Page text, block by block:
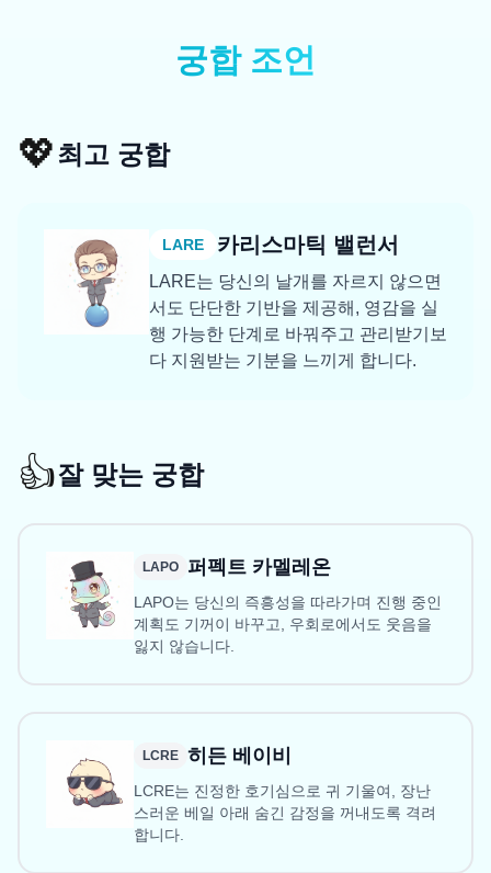
궁합 조언
💖최고 궁합
LARE 카리스마틱 밸런서
LARE는 당신의 날개를 자르지 않으면
서도 단단한 기반을 제공해, 영감을 실
행 가능한 단계로 바꿔주고 관리받기보
다 지원받는 기분을 느끼게 합니다.
👍잘 맞는 궁합
LAPO 퍼펙트 카멜레온
LAPO는 당신의 즉흥성을 따라가며 진행 중인
계획도 기꺼이 바꾸고, 우회로에서도 웃음을
잃지 않습니다.
LCRE 히든 베이비
LCRE는 진정한 호기심으로 귀 기울여, 장난
스러운 베일 아래 숨긴 감정을 꺼내도록 격려
합니다.